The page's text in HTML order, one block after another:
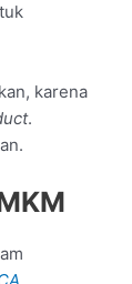
karena
.